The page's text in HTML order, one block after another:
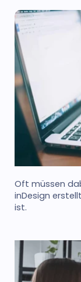
Oft müssen
inDesign
ist.